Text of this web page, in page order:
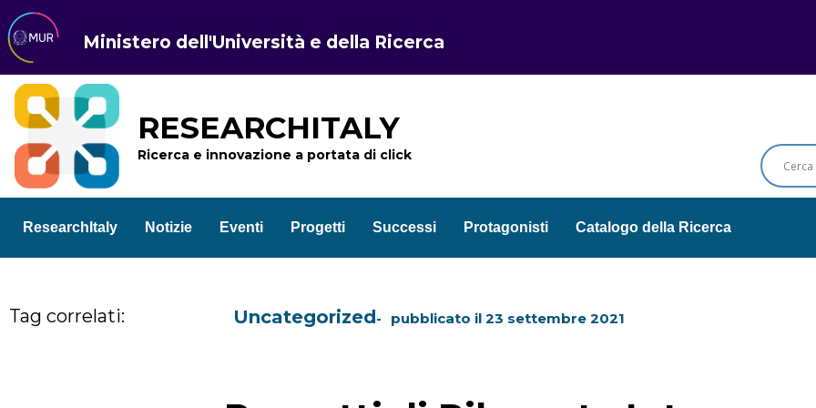
Ministero dell'Università e della Ricerca
RESEARCHITALY
Ricerca e innovazione a portata di click
ResearchItaly Notizie Eventi Progetti Successi Protagonisti Catalogo della Ricerca
Tag correlati: Uncategorized pubblicato il 23 settembre 2021